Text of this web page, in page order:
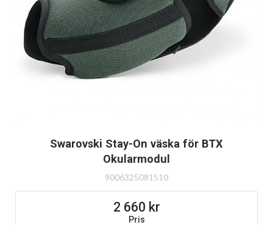
Swarovski Stay-On väska för BTX
Okularmodul
9006325081510
Pris
2 660